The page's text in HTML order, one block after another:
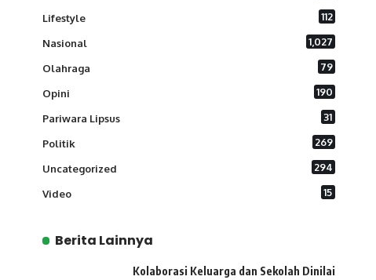
Lifestyle 112
Nasional 1,027
Olahraga 79
Opini 190
Pariwara Lipsus 31
Politik 269
Uncategorized 294
Video 15
Berita Lainnya
Kolaborasi Keluarga dan Sekolah Dinilai